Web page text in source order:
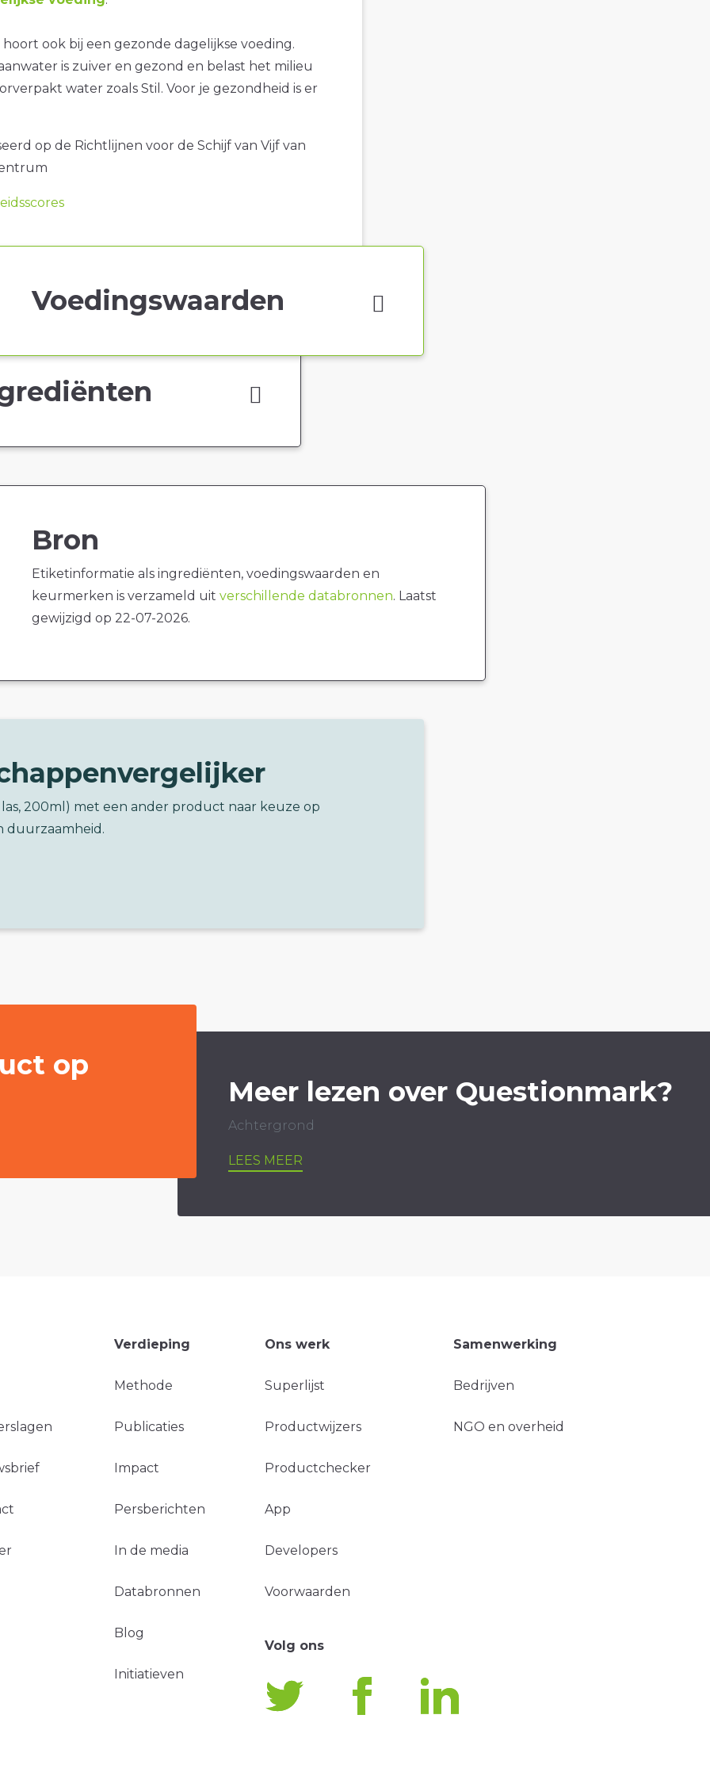
ook bij een gezonde dagelijkse voeding.
is zuiver en gezond en belast het milieu
water zoals Stil. Voor je gezondheid is er
op de Richtlijnen voor de Schijf van Vijf van
Voedingswaarden
Bron
Etiketinformatie als ingrediënten, voedingswaarden en
keurmerken is verzameld uit verschillende databronnen. Laatst
gewijzigd op 22-07-2026.
200ml) met een ander product naar keuze op
duurzaamheid.
op
Meer lezen over Questionmark?
Achtergrond
LEES MEER
Verdieping
Methode
Publicaties
Impact
Persberichten
In de media
Databronnen
Blog
Initiatieven
Ons werk
Superlijst
Productwijzers
Productchecker
App
Developers
Voorwaarden
Samenwerking
Bedrijven
NGO en overheid
Volg ons